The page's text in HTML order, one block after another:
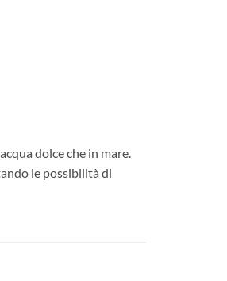
dolce che in mare.
le possibilità di